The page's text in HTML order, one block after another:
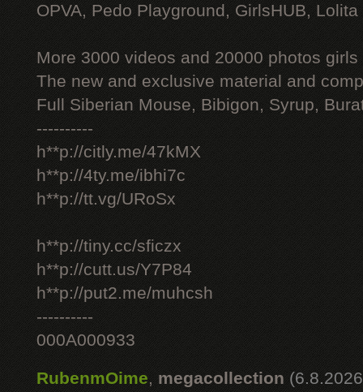
OPVA, Pedo Playground, GirlsHUB, Lolita
More 3000 videos and 20000 photos
The new and exclusive material and
Full Siberian Mouse, Bibigon, Syrup,
----------
h**p://citly.me/47kMX
h**p://4ty.me/ibhi7c
h**p://tt.vg/URoSx
h**p://tiny.cc/sficzx
h**p://cutt.us/Y7P84
h**p://put2.me/muhcsh
----------
000A000933
RubenmOime, megacollection